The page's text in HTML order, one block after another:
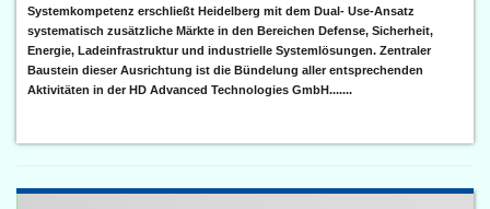
Systemkompetenz erschließt Heidelberg mit dem Dual- Use-Ansatz
systematisch zusätzliche Märkte in den Bereichen Defense, Sicherheit,
Energie, Ladeinfrastruktur und industrielle Systemlösungen. Zentraler
Baustein dieser Ausrichtung ist die Bündelung aller entsprechenden
Aktivitäten in der HD Advanced Technologies GmbH.......